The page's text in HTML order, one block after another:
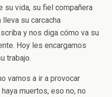
su vida, su fiel compañera
lleva su carcacha
y nos diga cómo va su
Hoy les encargamos
trabajo.
vamos a ir a provocar
muertos, eso no, no